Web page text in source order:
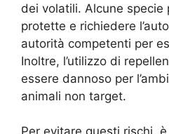
dei volatili. Alcune specie
protette e richiedere
autorità competenti per
Inoltre, l’utilizzo di
essere dannoso per
animali non target.